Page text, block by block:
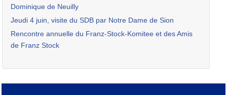
Dominique de Neuilly
Jeudi 4 juin, visite du SDB par Notre Dame de Sion
Rencontre annuelle du Franz-Stock-Komitee et des Amis
de Franz Stock